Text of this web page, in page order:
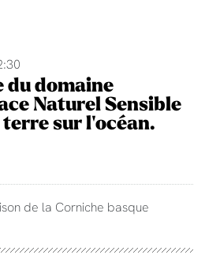
du domaine
Naturel Sensible
terre sur l'océan.
de la Corniche basque